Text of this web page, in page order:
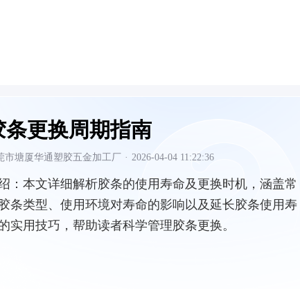
条更换周期指南
市塘厦华通塑胶五金加工厂 · 2026-04-04 11:22:36
： 本文详细解析胶条的使用寿命及更换时机，涵盖常
条类型、使用环境对寿命的影响以及延长胶条使用寿
实用技巧，帮助读者科学管理胶条更换。